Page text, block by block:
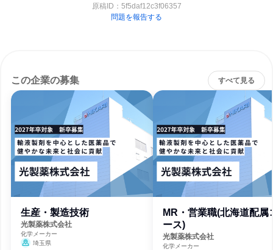
原稿ID： 5f5daf12c3f06357
問題を報告する
この企業の募集 すべて見る
生産・製造技術
光製薬株式会社
化学メーカー
埼玉県
MR・営業職(北海道配属
ース)
光製薬株式会社
化学メーカー